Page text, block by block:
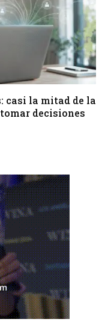
casi la mitad de la
decisiones